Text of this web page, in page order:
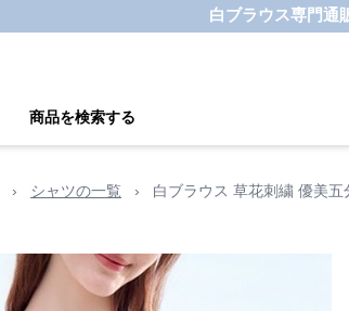
白ブラウス専門通
商品を検索する
› シャツの一覧 › 白ブラウス 草花刺繍 優美五